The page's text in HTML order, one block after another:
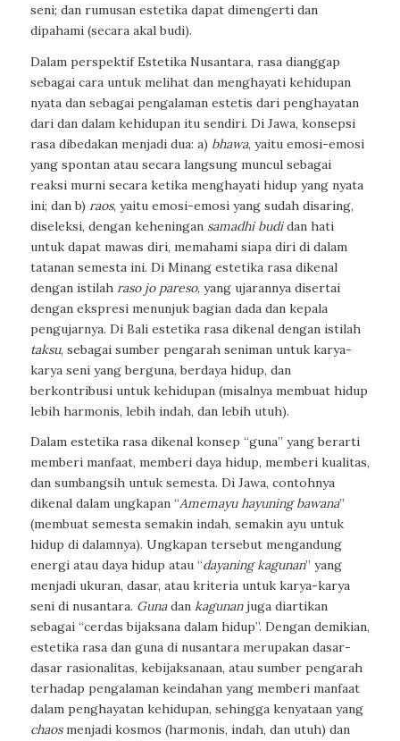
seni; dan rumusan estetika dapat dimengerti dan
dipahami (secara akal budi).
Dalam perspektif Estetika Nusantara, rasa dianggap
sebagai cara untuk melihat dan menghayati kehidupan
nyata dan sebagai pengalaman estetis dari penghayatan
dari dan dalam kehidupan itu sendiri. Di Jawa, konsepsi
rasa dibedakan menjadi dua: a) bhawa, yaitu emosi-emosi
yang spontan atau secara langsung muncul sebagai
reaksi murni secara ketika menghayati hidup yang nyata
ini; dan b) raos, yaitu emosi-emosi yang sudah disaring,
diseleksi, dengan keheningan samadhi budidan hati
untuk dapat mawas diri, memahami siapa diri di dalam
tatanan semesta ini. Di Minang estetika rasa dikenal
dengan istilah raso jo pareso, yang ujarannya disertai
dengan ekspresi menunjuk bagian dada dan kepala
pengujarnya. Di Bali estetika rasa dikenal dengan istilah
taksu, sebagai sumber pengarah seniman untuk karya-
karya seni yang berguna, berdaya hidup, dan
berkontribusi untuk kehidupan (misalnya membuat hidup
lebih harmonis, lebih indah, dan lebih utuh).
Dalam estetika rasa dikenal konsep “guna” yang berarti
memberi manfaat, memberi daya hidup, memberi kualitas,
dan sumbangsih untuk semesta. Di Jawa, contohnya
dikenal dalam ungkapan “Amemayu hayuning bawana”
(membuat semesta semakin indah, semakin ayu untuk
hidup di dalamnya). Ungkapan tersebut mengandung
energi atau daya hidup atau “dayaning kagunan” yang
menjadi ukuran, dasar, atau kriteria untuk karya-karya
seni di nusantara. Gunadan kagunanjuga diartikan
sebagai “cerdas bijaksana dalam hidup”. Dengan demikian,
estetika rasa dan guna di nusantara merupakan dasar-
dasar rasionalitas, kebijaksanaan, atau sumber pengarah
terhadap pengalaman keindahan yang memberi manfaat
dalam penghayatan kehidupan, sehingga kenyataan yang
chaosmenjadi kosmos (harmonis, indah, dan utuh) dan